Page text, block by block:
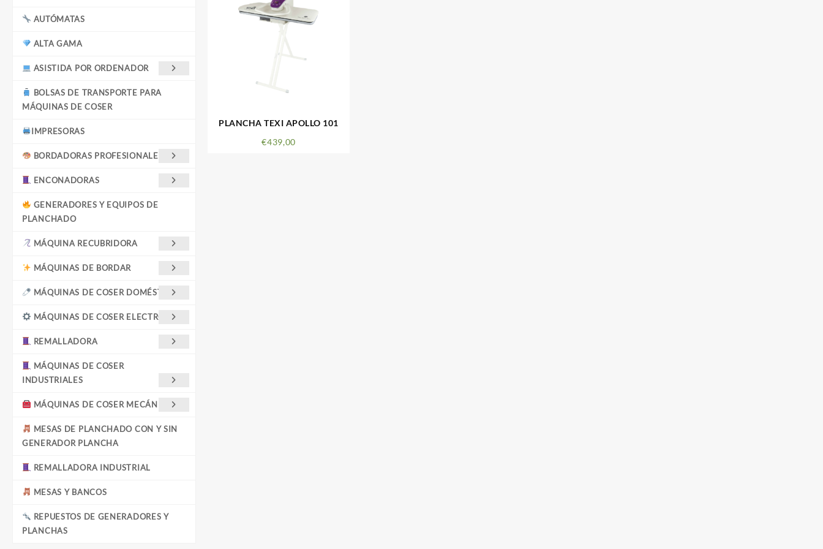
AUTÓMATAS
ALTA GAMA
ASISTIDA POR ORDENADOR
BOLSAS DE TRANSPORTE PARA
MÁQUINAS DE COSER
IMPRESORAS
BORDADORAS PROFESIONALES
ENCONADORAS
GENERADORES Y EQUIPOS DE
PLANCHADO
MÁQUINA RECUBRIDORA
MÁQUINAS DE BORDAR
MÁQUINAS DE COSER DOMÉSTICAS
MÁQUINAS DE COSER ELECTRÓNICA
REMALLADORA
MÁQUINAS DE COSER
INDUSTRIALES
MÁQUINAS DE COSER MECÁNICAS
MESAS DE PLANCHADO CON Y SIN
GENERADOR PLANCHA
REMALLADORA INDUSTRIAL
MESAS Y BANCOS
REPUESTOS DE GENERADORES Y
PLANCHAS
PLANCHA TEXI APOLLO 101
€439,00